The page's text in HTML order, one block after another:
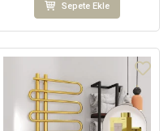
Sepete Ekle